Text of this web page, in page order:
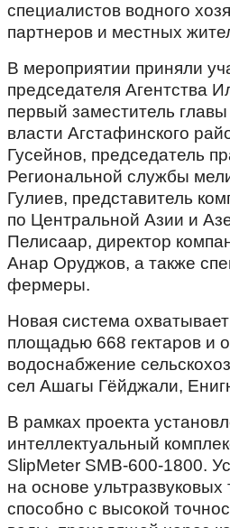
специалистов водного
партнеров и местных
В мероприятии приняли
председателя Агентства
первый заместитель
власти Агстафинского
Гусейнов, председатель
Региональной службы
Гулиев, представитель
по Центральной Азии и
Пелисаар, директор
Анар Оруджов, а также
фермеры.
Новая система
площадью 668 гектаров и
водоснабжение
сел Ашагы Гёйджали,
В рамках проекта
интеллектуальный
SlipMeter SMB-600-1800.
на основе ультразвуковых
способно с высокой